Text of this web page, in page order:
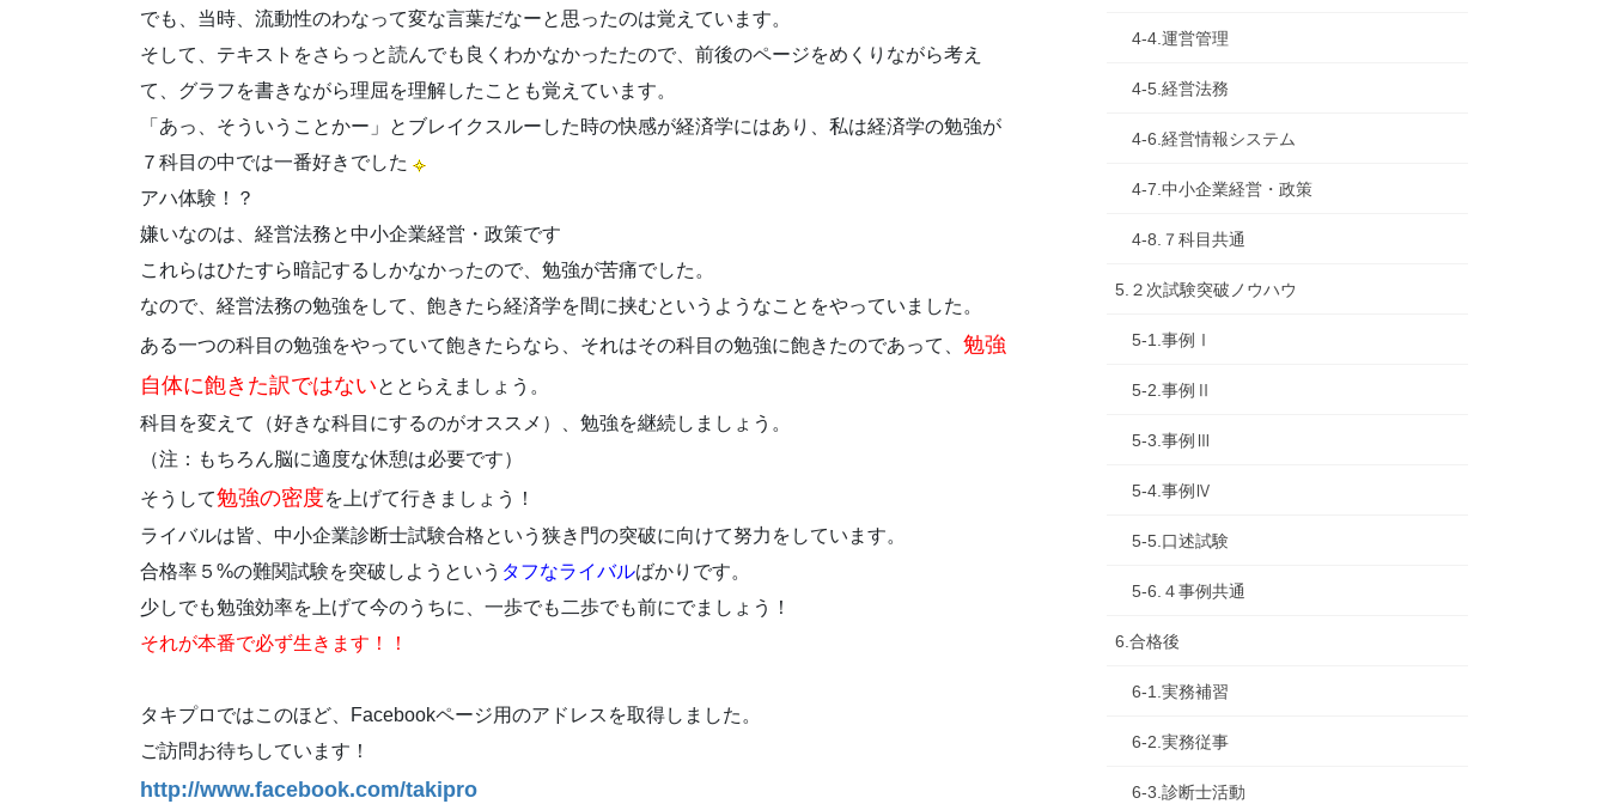
でも、当時、流動性のわなって変な言葉だなーと思ったのは覚えています。
そして、テキストをさらっと読んでも良くわかなかったたので、前後のページをめくりながら考え
て、グラフを書きながら理屈を理解したことも覚えています。
「あっ、そういうことかー」とブレイクスルーした時の快感が経済学にはあり、私は経済学の勉強が
７科目の中では一番好きでした
アハ体験！？
嫌いなのは、経営法務と中小企業経営・政策です
これらはひたすら暗記するしかなかったので、勉強が苦痛でした。
なので、経営法務の勉強をして、飽きたら経済学を間に挟むというようなことをやっていました。
ある一つの科目の勉強をやっていて飽きたらなら、それはその科目の勉強に飽きたのであって、 勉強
自体に飽きた訳ではないととらえましょう。
科目を変えて（好きな科目にするのがオススメ）、勉強を継続しましょう。
（注：もちろん脳に適度な休憩は必要です）
そうして勉強の密度を上げて行きましょう！
ライバルは皆、中小企業診断士試験合格という狭き門の突破に向けて努力をしています。
合格率５%の難関試験を突破しようという タフなライバルばかりです。
少しでも勉強効率を上げて今のうちに、一歩でも二歩でも前にでましょう！
それが本番で必ず生きます！！
タキプロではこのほど、Facebookページ用のアドレスを取得しました。
ご訪問お待ちしています！
http://www.facebook.com/takipro
4-4.運営管理
4-5.経営法務
4-6.経営情報システム
4-7.中小企業経営・政策
4-8.７科目共通
5.２次試験突破ノウハウ
5-1.事例Ⅰ
5-2.事例Ⅱ
5-3.事例Ⅲ
5-4.事例Ⅳ
5-5.口述試験
5-6.４事例共通
6.合格後
6-1.実務補習
6-2.実務従事
6-3.診断士活動